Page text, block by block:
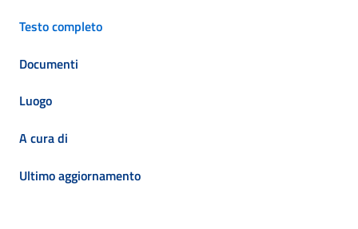
Testo completo
Documenti
Luogo
A cura di
Ultimo aggiornamento